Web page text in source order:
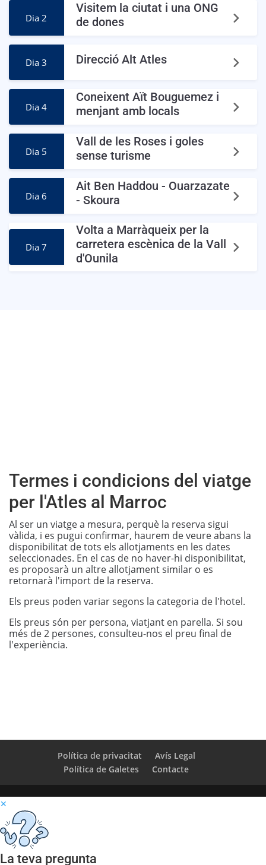
Dia 2
Visitem la ciutat i una ONG
de dones
Dia 3 Direcció Alt Atles
Dia 4
Coneixent Aït Bouguemez i
menjant amb locals
Dia 5
Vall de les Roses i goles
sense turisme
Dia 6
Ait Ben Haddou - Ouarzazate
- Skoura
Dia 7
Volta a Marràqueix per la
carretera escènica de la Vall
d'Ounila
Termes i condicions del viatge
per l'Atles al Marroc
Al ser un viatge a mesura, perquè la reserva sigui
vàlida, i es pugui confirmar, haurem de veure abans la
disponibilitat de tots els allotjaments en les dates
seleccionades. En el cas de no haver-hi disponibilitat,
es proposarà un altre allotjament similar o es
retornarà l'import de la reserva.
Els preus poden variar segons la categoria de l'hotel.
Els preus són per persona, viatjant en parella. Si sou
més de 2 persones, consulteu-nos el preu final de
l'experiència.
Política de privacitat
Avís Legal
Política de Galetes
Contacte
✕
La teva pregunta